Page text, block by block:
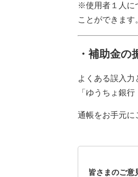
※使用者１人に
ことができます
・補助金
よくある誤入
「ゆうちょ銀
通帳をお手元に
皆さまのご意